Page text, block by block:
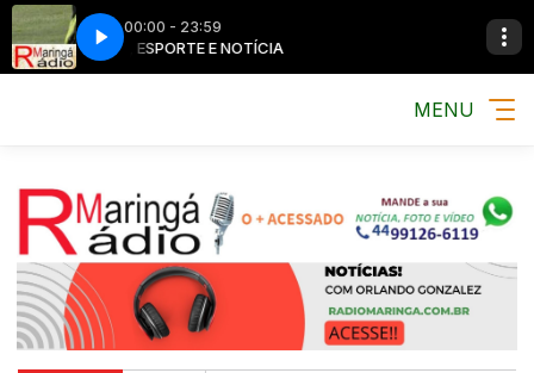
00:00 - 23:59
MÚSICA, ESPORTE E NOTÍCIA MÚSICA,
MENU